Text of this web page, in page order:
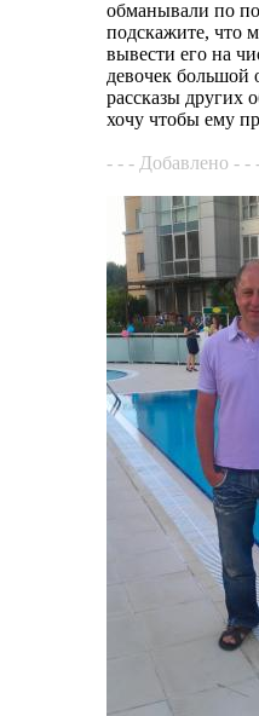
обманывали по
подскажите, что
вывести его на
девочек большой
рассказы других
хочу чтобы ему
- - - Добавлено - -